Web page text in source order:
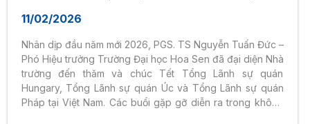
QUỐC TẾ
11/02/2026
Nhân dịp đầu năm mới 2026, PGS. TS Nguyễn Tuấn Đức –
Phó Hiệu trưởng Trường Đại học Hoa Sen đã đại diện Nhà
trường đến thăm và chúc Tết Tổng Lãnh sự quán
Hungary, Tổng Lãnh sự quán Úc và Tổng Lãnh sự quán
Pháp tại Việt Nam. Các buổi gặp gỡ diễn ra trong không